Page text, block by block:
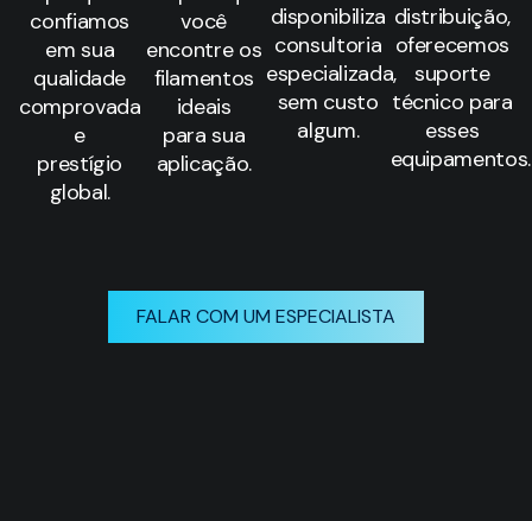
confiamos
em sua
qualidade
comprovada
e
prestígio
global.
você
encontre os
filamentos
ideais
para sua
aplicação.
disponibiliza
consultoria
especializada,
sem custo
algum.
distribuição,
oferecemos
suporte
técnico para
esses
equipamentos.
FALAR COM UM ESPECIALISTA